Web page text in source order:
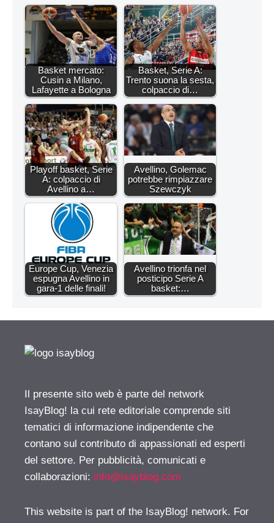
Basket mercato:
Cusin a Milano,
Lafayette a Bologna
Basket, Serie A:
Trento suona la sesta,
colpaccio di…
Playoff basket, Serie
A: colpaccio di
Avellino a…
Avellino, Golemac
potrebbe rimpiazzare
Szewczyk
Europe Cup, Venezia
espugna Avellino in
gara-1 delle finali!
Avellino trionfa nel
posticipo Serie A
basket:…
Il presente sito web è parte del network
IsayBlog! la cui rete editoriale comprende siti
tematici di informazione indipendente che
contano sul contributo di appassionati ed esperti
del settore. Per pubblicità, comunicati e
collaborazioni: info@isayblog.com
This website is part of the IsayBlog! network. For